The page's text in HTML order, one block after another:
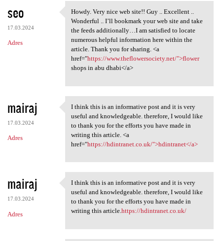
seo
17.03.2024
Adres
Howdy. Very nice web site!!
Howdy. Very nice web site!! Guy .. Excellent ..
Wonderful .. I’ll bookmark your web site and take
the feeds additionally…I am satisfied to locate
numerous helpful information here within the
article. Thank you for sharing. <a
href="https://www.theflowersociety.net/">flower
shops in abu dhabi</a>
mairaj
17.03.2024
Adres
I think this is an
I think this is an informative post and it is very
useful and knowledgeable. therefore, I would like
to thank you for the efforts you have made in
writing this article. <a
href="https://hdintranet.co.uk/">hdintranet</a>
mairaj
17.03.2024
Adres
I think this is an
I think this is an informative post and it is very
useful and knowledgeable. therefore, I would like
to thank you for the efforts you have made in
writing this article.https://hdintranet.co.uk/